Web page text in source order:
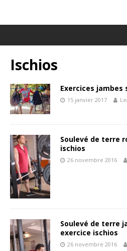
Ischios
Exercices
15 janvier 2017
Soulevé de terre
ischios
26 novembre 2016
Soulevé de terre
exercice ischios
26 novembre 2016